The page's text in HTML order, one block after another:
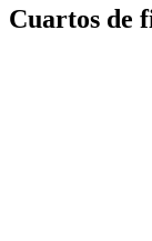
Cuartos de